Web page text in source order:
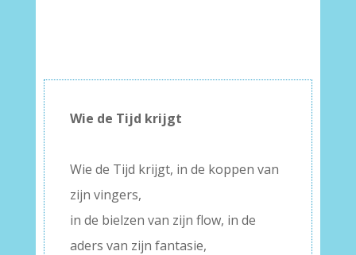
Wie de Tijd krijgt
Wie de Tijd krijgt, in de koppen van
zijn vingers,
in de bielzen van zijn flow, in de
aders van zijn fantasie,